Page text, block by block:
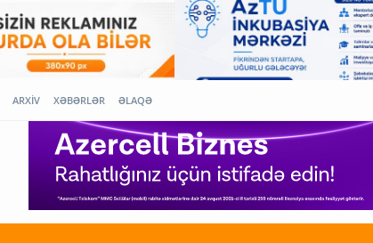
ARXİV XƏBƏRLƏR ƏLAQƏ